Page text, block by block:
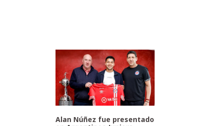
Alan Núñez fue presentado